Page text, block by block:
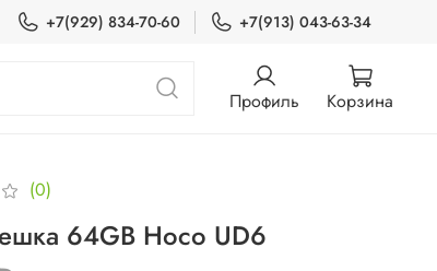
+7(929) 834-70-60 +7(913) 043-63-34
Профиль Корзина
(0)
64GB Hoco UD6